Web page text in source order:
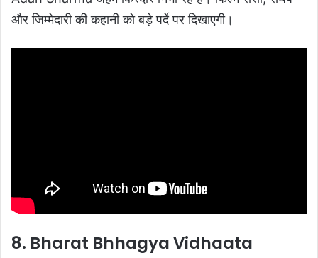
और जिम्मेदारी की कहानी को बड़े पर्दे पर दिखाएगी।
8. Bharat Bhhagya Vidhaata